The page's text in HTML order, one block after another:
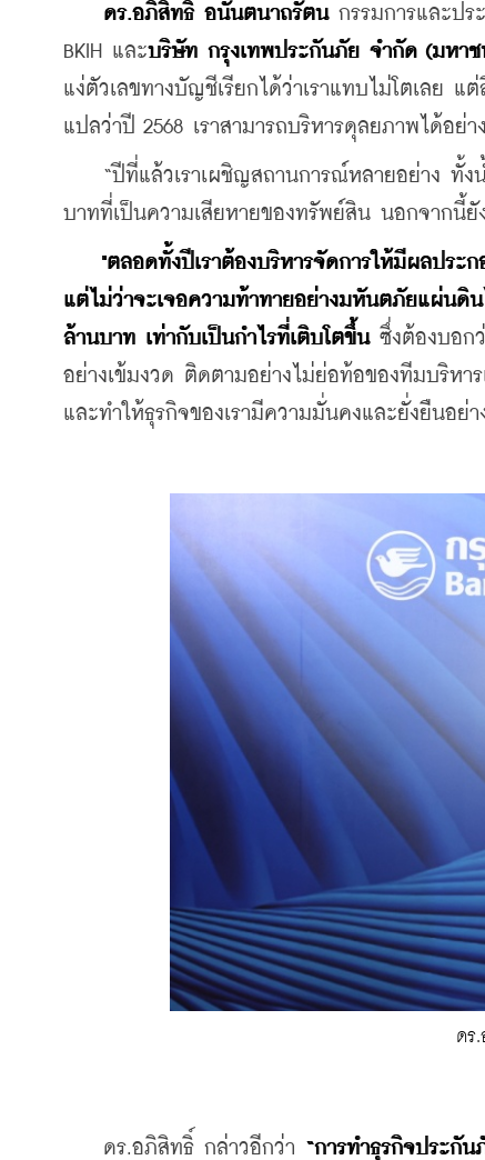
ดร.อภิสิทธิ์ อนันตนาถรัตน กรรมการและปร
BKIH และบริษัท กรุงเทพประกันภัย จำกัด (มหาช
แง่ตัวเลขทางบัญชีเรียกได้ว่าเราแทบไม่โตเลย
แปลว่าปี 2568 เราสามารถบริหารดุลยภาพได้อย่า
“ปีที่แล้วเราเผชิญสถานการณ์หลายอย่าง ทั้งน้
บาทที่เป็นความเสียหายของทรัพย์สิน นอกจากนี้
"ตลอดทั้งปีเราต้องบริหารจัดการให้มีผลประ
แต่ไม่ว่าจะเจอความท้าทายอย่างมหันตภัยแผ่นดิ
ล้านบาท เท่ากับเป็นกำไรที่เติบโตขึ้น ซึ่งต้องบอกว่
อย่างเข้มงวด ติดตามอย่างไม่ย่อท้อของทีมบริหา
และทำให้ธุรกิจของเรามีความมั่นคงและยั่งยืนอย่า
ดร
ดร.อภิสิทธิ์ กล่าวอีกว่า “การทำธุรกิจประกั